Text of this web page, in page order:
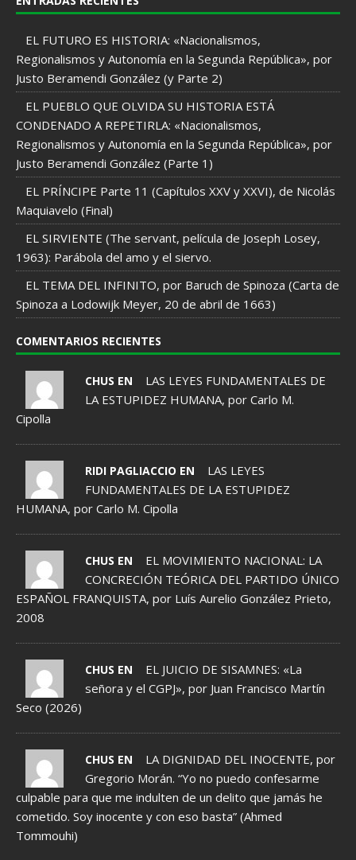
EL FUTURO ES HISTORIA: «Nacionalismos,
Regionalismos y Autonomía en la Segunda República», por
Justo Beramendi González (y Parte 2)
EL PUEBLO QUE OLVIDA SU HISTORIA ESTÁ
CONDENADO A REPETIRLA: «Nacionalismos,
Regionalismos y Autonomía en la Segunda República», por
Justo Beramendi González (Parte 1)
EL PRÍNCIPE Parte 11 (Capítulos XXV y XXVI), de Nicolás
Maquiavelo (Final)
EL SIRVIENTE (The servant, película de Joseph Losey,
1963): Parábola del amo y el siervo.
EL TEMA DEL INFINITO, por Baruch de Spinoza (Carta de
Spinoza a Lodowijk Meyer, 20 de abril de 1663)
COMENTARIOS RECIENTES
CHUS EN
LAS LEYES FUNDAMENTALES DE
LA ESTUPIDEZ HUMANA, por Carlo M.
Cipolla
RIDI PAGLIACCIO EN
LAS LEYES
FUNDAMENTALES DE LA ESTUPIDEZ
HUMANA, por Carlo M. Cipolla
CHUS EN
EL MOVIMIENTO NACIONAL: LA
CONCRECIÓN TEÓRICA DEL PARTIDO ÚNICO
ESPAÑOL FRANQUISTA, por Luís Aurelio González Prieto,
2008
CHUS EN
EL JUICIO DE SISAMNES: «La
señora y el CGPJ», por Juan Francisco Martín
Seco (2026)
CHUS EN
LA DIGNIDAD DEL INOCENTE, por
Gregorio Morán. “Yo no puedo confesarme
culpable para que me indulten de un delito que jamás he
cometido. Soy inocente y con eso basta” (Ahmed
Tommouhi)